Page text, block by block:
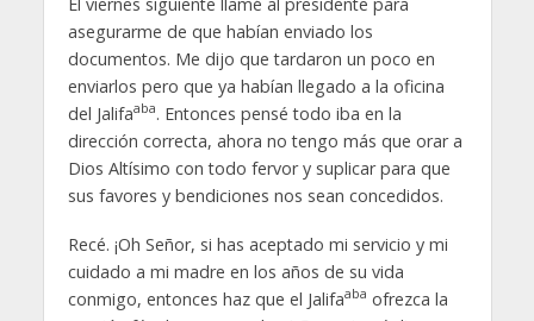
asegurarme de que habían enviado los
documentos. Me dijo que tardaron un poco en
enviarlos pero que ya habían llegado a la oficina
del Jalifaaba. Entonces pensé todo iba en la
dirección correcta, ahora no tengo más que orar a
Dios Altísimo con todo fervor y suplicar para que
sus favores y bendiciones nos sean concedidos.
Recé. ¡Oh Señor, si has aceptado mi servicio y mi
cuidado a mi madre en los años de su vida
conmigo, entonces haz que el Jalifaaba ofrezca la